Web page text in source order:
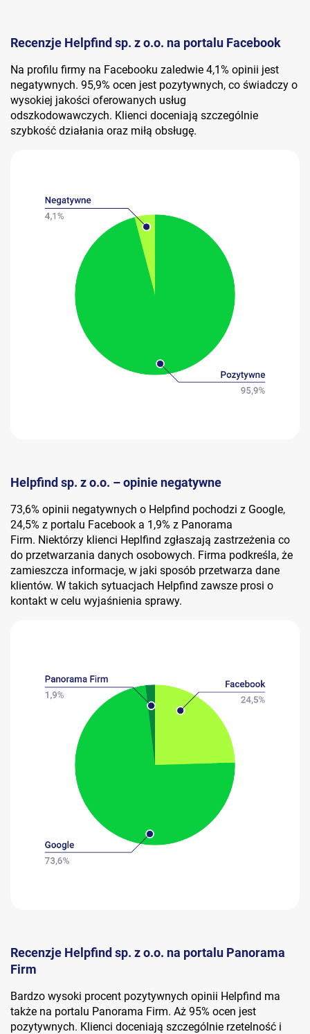
Recenzje Helpfind sp. z o.o. na portalu Facebook
Na profilu firmy na Facebooku zaledwie 4,1% opinii jest
negatywnych. 95,9% ocen jest pozytywnych, co świadczy o
wysokiej jakości oferowanych usług
odszkodowawczych. Klienci doceniają szczególnie
szybkość działania oraz miłą obsługę.
Helpfind sp. z o.o. – opinie negatywne
73,6% opinii negatywnych o Helpfind pochodzi z Google,
24,5% z portalu Facebook a 1,9% z Panorama
Firm. Niektórzy klienci Heplfind zgłaszają zastrzeżenia co
do przetwarzania danych osobowych. Firma podkreśla, że
zamieszcza informacje, w jaki sposób przetwarza dane
klientów. W takich sytuacjach Helpfind zawsze prosi o
kontakt w celu wyjaśnienia sprawy.
Recenzje Helpfind sp. z o.o. na portalu Panorama
Firm
Bardzo wysoki procent pozytywnych opinii Helpfind ma
także na portalu Panorama Firm. Aż 95% ocen jest
pozytywnych. Klienci doceniają szczególnie rzetelność i